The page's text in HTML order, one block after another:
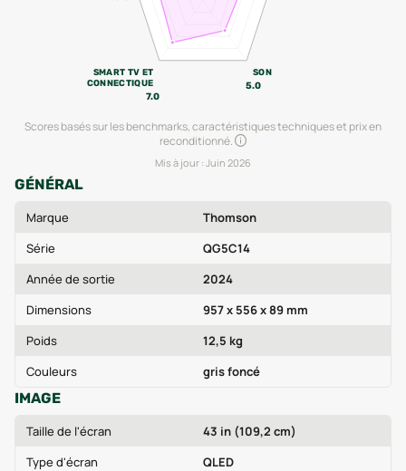
SON
5.0
SMART TV ET
CONNECTIQUE
7.0
Scores basés sur les benchmarks, caractéristiques techniques et prix en
reconditionné.
Mis à jour : Juin 2026
GÉNÉRAL
Marque
Thomson
Série
QG5C14
Année de sortie
2024
Dimensions
957 x 556 x 89 mm
Poids
12,5 kg
Couleurs
gris foncé
IMAGE
Taille de l'écran
43 in (109,2 cm)
Type d'écran
QLED